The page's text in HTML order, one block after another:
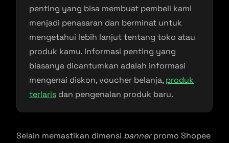
penting yang bisa membuat pembeli kami
menjadi penasaran dan berminat untuk
mengetahui lebih lanjut tentang toko atau
produk kamu. Informasi penting yang
biasanya dicantumkan adalah informasi
mengenai diskon, voucher belanja, produk
terlaris dan pengenalan produk baru.
Selain memastikan dimensi bannerpromo Shopee